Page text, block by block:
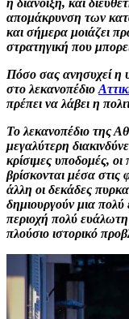
απομάκρυνση των
και σήμερα μοιάζει
στρατηγική που
Πόσο σας ανησυχεί η
στο λεκανοπέδιο
πρέπει να λάβει η
Το λεκανοπέδιο της
μεγαλύτερη
κρίσιμες υποδομές, οι
βρίσκονται μέσα
άλλη οι δεκάδες
δημιουργούν μια πολύ
περιοχή πολύ
πλούσιο ιστορικό